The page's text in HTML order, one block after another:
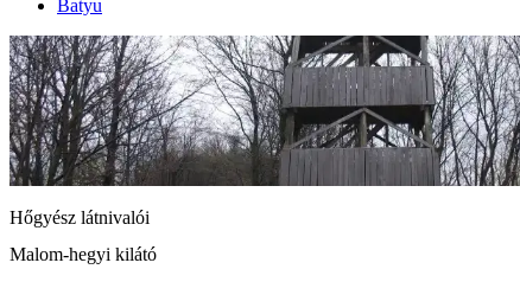
Batyu
Hőgyész látnivalói
Malom-hegyi kilátó